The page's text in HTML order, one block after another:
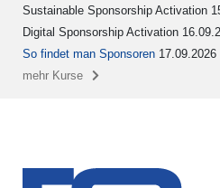
Sustainable Sponsorship Activation
Digital Sponsorship Activation
So findet man Sponsoren 17.09.2026
mehr Kurse